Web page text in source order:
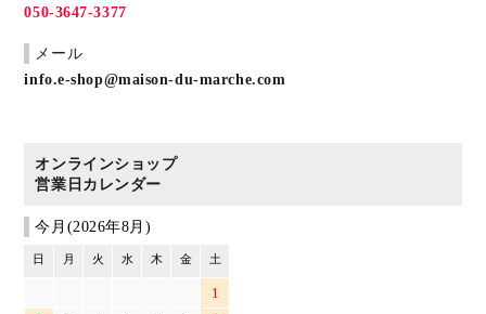
050-3647-3377
メール
info.e-shop@maison-du-marche.com
オンラインショップ
営業日カレンダー
今月(2026年8月)
日 月 火 水 木 金 土
1